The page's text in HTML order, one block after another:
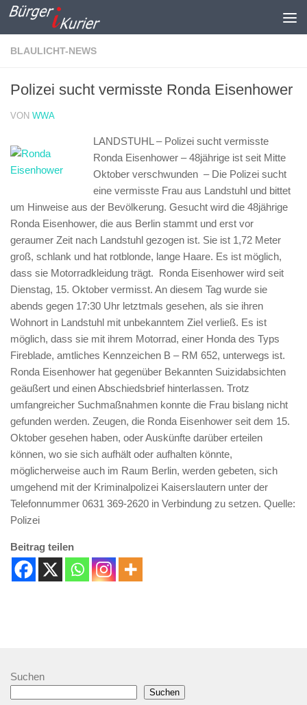
Zum Inhalt springen
BLAULICHT-NEWS
Polizei sucht vermisste Ronda Eisenhower
VON WWA
LANDSTUHL – Polizei sucht vermisste
Ronda Eisenhower – 48jährige ist seit Mitte
Oktober verschwunden – Die Polizei sucht
eine vermisste Frau aus Landstuhl und bittet
um Hinweise aus der Bevölkerung. Gesucht wird die 48jährige
Ronda Eisenhower, die aus Berlin stammt und erst vor
geraumer Zeit nach Landstuhl gezogen ist. Sie ist 1,72 Meter
groß, schlank und hat rotblonde, lange Haare. Es ist möglich,
dass sie Motorradkleidung trägt. Ronda Eisenhower wird seit
Dienstag, 15. Oktober vermisst. An diesem Tag wurde sie
abends gegen 17:30 Uhr letztmals gesehen, als sie ihren
Wohnort in Landstuhl mit unbekanntem Ziel verließ. Es ist
möglich, dass sie mit ihrem Motorrad, einer Honda des Typs
Fireblade, amtliches Kennzeichen B – RM 652, unterwegs ist.
Ronda Eisenhower hat gegenüber Bekannten Suizidabsichten
geäußert und einen Abschiedsbrief hinterlassen. Trotz
umfangreicher Suchmaßnahmen konnte die Frau bislang nicht
gefunden werden. Zeugen, die Ronda Eisenhower seit dem 15.
Oktober gesehen haben, oder Auskünfte darüber erteilen
können, wo sie sich aufhält oder aufhalten könnte,
möglicherweise auch im Raum Berlin, werden gebeten, sich
umgehend mit der Kriminalpolizei Kaiserslautern unter der
Telefonnummer 0631 369-2620 in Verbindung zu setzen. Quelle:
Polizei
Beitrag teilen
Suchen
Suchen